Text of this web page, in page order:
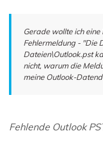
Gerade wollte ich
Fehlermeldung - "Die
Dateien\Outlook.pst
nicht, warum die
meine Outlook-
Fehlende Outlook